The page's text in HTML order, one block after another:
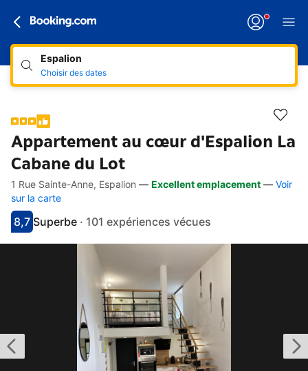
Espalion
Choisir des dates
Appartement au cœur d'Espalion La
Cabane du Lot
Accès rapides
Aller à la description
Aller aux équipements
Aller aux hébergements
Aller aux conditions
1 Rue Sainte-Anne, Espalion — Excellent emplacement — Voir
sur la carte
Avec une note de 8.7
8,7
superbeSuperbe · 101 expériences vécues